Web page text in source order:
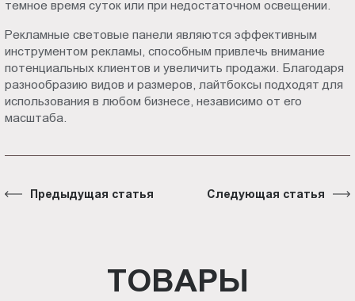
темное время суток или при недостаточном освещении.
Рекламные световые панели являются эффективным
инструментом рекламы, способным привлечь внимание
потенциальных клиентов и увеличить продажи. Благодаря
разнообразию видов и размеров, лайтбоксы подходят для
использования в любом бизнесе, независимо от его
масштаба.
Предыдущая статья Следующая статья
ТОВАРЫ